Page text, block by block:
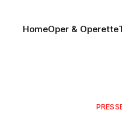
HomeOper & Operette